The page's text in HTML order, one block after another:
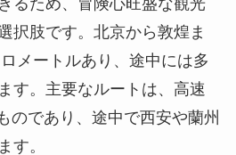
択肢です。北京から敦煌ま
メートルあり、途中には多
す。主要なルートは、高速
のであり、途中で西安や蘭州
す。